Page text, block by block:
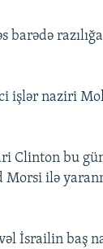
barədə
işlər naziri
Clinton bu
ilə
İsrailin baş